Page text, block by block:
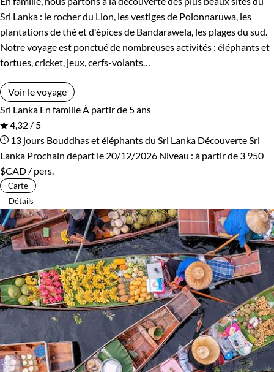
Rwanda Salvador
Seychelles
Sri Lanka
Turquie
Vietnam
Sri Lanka : le rocher du Lion, les vestiges de Polonnaruwa, les
plantations de thé et d'épices de Bandarawela, les plages du sud.
Notre voyage est ponctué de nombreuses activités : éléphants et
tortues, cricket, jeux, cerfs-volants…
Voir le voyage
Sri Lanka En famille À partir de 5 ans
4,32 / 5
13 jours Bouddhas et éléphants du Sri Lanka Découverte Sri
Lanka Prochain départ le 20/12/2026 Niveau : à partir de 3 950
$CAD / pers.
Carte
Détails